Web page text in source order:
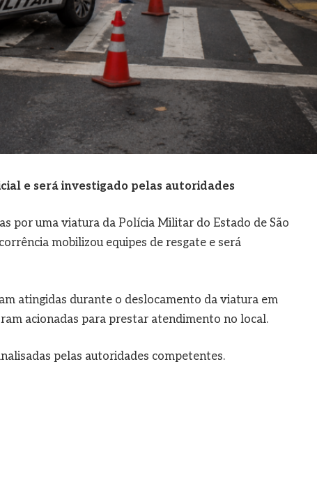
e será investigado pelas autoridades
por uma viatura da Polícia Militar do Estado de São
mobilizou equipes de resgate e será
atingidas durante o deslocamento da viatura em
acionadas para prestar atendimento no local.
pelas autoridades competentes.